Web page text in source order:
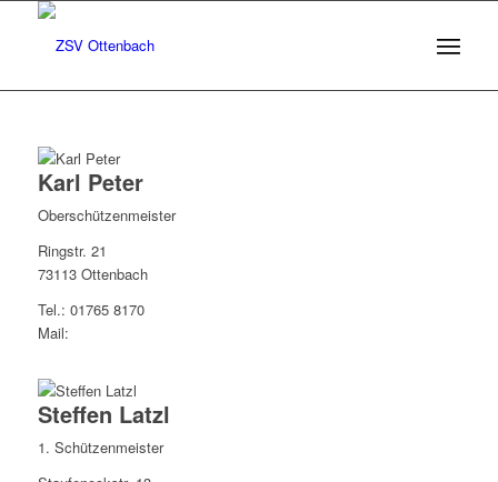
Karl Peter
Oberschützenmeister
Ringstr. 21
73113 Ottenbach
Tel.: 01765 8170
Mail:
Steffen Latzl
1. Schützenmeister